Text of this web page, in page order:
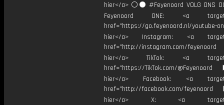
hier</a> ⚪️⚫ #Feyenoord VOLG ONS
Feyenoord ONE: <a
href="https://go.feyenoord.nl/youtube-
hier</a> Instagram: <a
href="http://instagram.com/
hier</a> TikTok: <a
href="https://TikTok.com/
hier</a> Facebook: <a
href="http://facebook.com/
hier</a> X: <a